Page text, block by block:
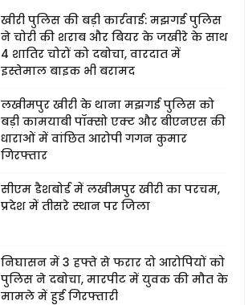
खीरी पुलिस की बड़ी कार्रवाई: मझगई पुलिस
ने चोरी की शराब और बियर के जखीरे के साथ
4 शातिर चोरों को दबोचा, वारदात में
इस्तेमाल बाइक भी बरामद
लखीमपुर खीरी के थाना मझगई पुलिस को
बड़ी कामयाबी पॉक्सो एक्ट और बीएनएस की
धाराओं में वांछित आरोपी गगन कुमार
गिरफ्तार
सीएम डैशबोर्ड में लखीमपुर खीरी का परचम,
प्रदेश में तीसरे स्थान पर जिला
निघासन में 3 हफ्ते से फरार दो आरोपियों को
पुलिस ने दबोचा, मारपीट में युवक की मौत के
मामले में हुई गिरफ्तारी